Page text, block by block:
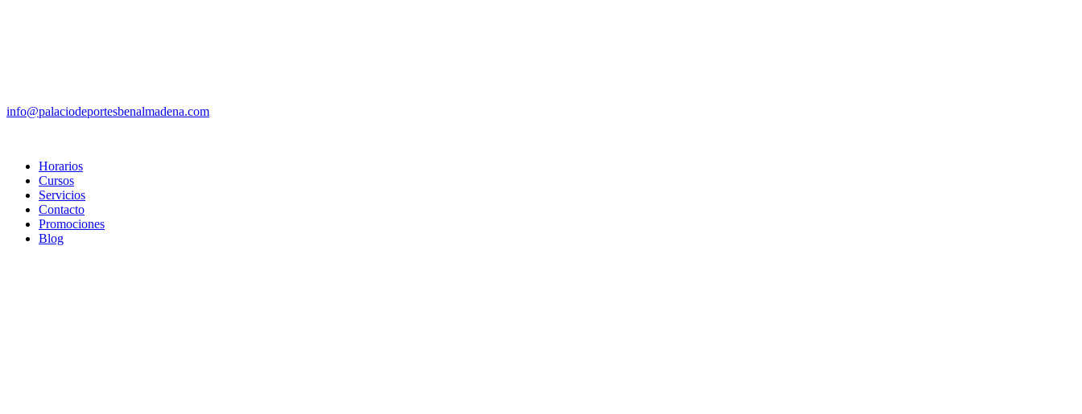
info@palaciodeportesbenalmadena.com
Horarios
Cursos
Servicios
Contacto
Promociones
Blog